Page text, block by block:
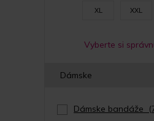
XL XXL
Vyberte si
Dámske
Dámske bandáže